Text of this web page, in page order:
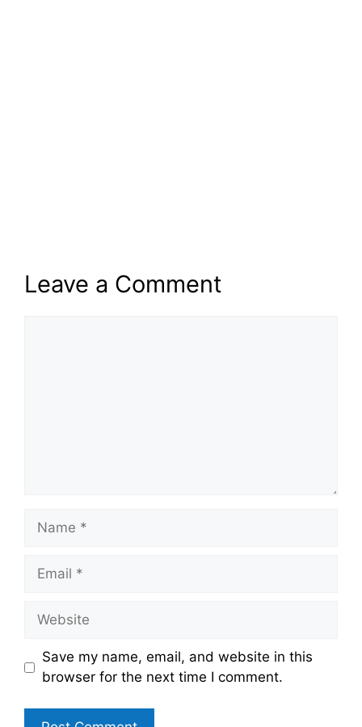
Leave a Comment
Name
Email
Website
Save my name, email, and website in this
browser for the next time I comment.